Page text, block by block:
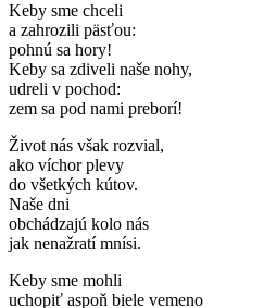
Keby sme chceli
a zahrozili päsťou:
pohnú sa hory!
Keby sa zdiveli naše nohy,
udreli v pochod:
zem sa pod nami preborí!
Život nás však rozvial,
ako víchor plevy
do všetkých kútov.
Naše dni
obchádzajú kolo nás
jak nenažratí mnísi.
Keby sme mohli
uchopiť aspoň biele vemeno